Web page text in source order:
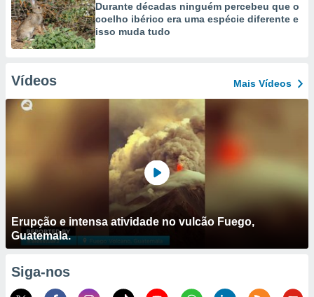
Durante décadas ninguém percebeu que o
coelho ibérico era uma espécie diferente e
isso muda tudo
Vídeos Mais Vídeos
Erupção e intensa atividade no vulcão Fuego,
Guatemala.
Siga-nos